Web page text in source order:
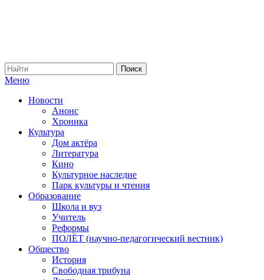
Меню
Новости
Анонс
Хроника
Культура
Дом актёра
Литература
Кино
Культурное наследие
Парк культуры и чтения
Образование
Школа и вуз
Учитель
Реформы
ПОЛЁТ (научно-педагогический вестник)
Общество
История
Свободная трибуна